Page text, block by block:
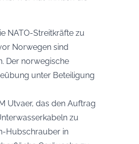
NATO-Streitkräfte zu
Norwegen sind
Der norwegische
unter Beteiligung
Utvaer, das den Auftrag
zu
Hubschrauber in